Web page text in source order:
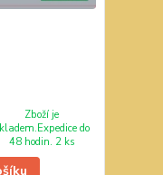
Zboží je
do
48 hodin. 2 ks